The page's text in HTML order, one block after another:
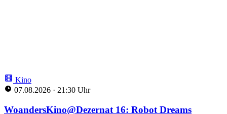
Kino
07.08.2026 · 21:30 Uhr
WoandersKino@Dezernat 16: Robot Dreams